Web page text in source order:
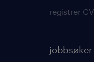
registrer CV
jobbsøker